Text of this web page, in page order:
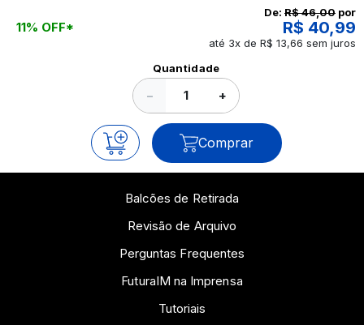
continue a leitura que vamos revelar para você!
11% OFF*
De: R$ 46,00 por
R$ 40,99
até 3x de R$ 13,66 sem juros
Quantidade
− +
Comprar
Balcões de Retirada
Revisão de Arquivo
Perguntas Frequentes
FuturaIM na Imprensa
Tutoriais